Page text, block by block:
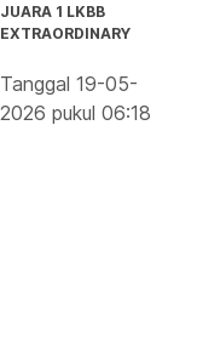
JUARA 1 LKBB
EXTRAORDINARY
Tanggal 19-05-
2026 pukul 06:18